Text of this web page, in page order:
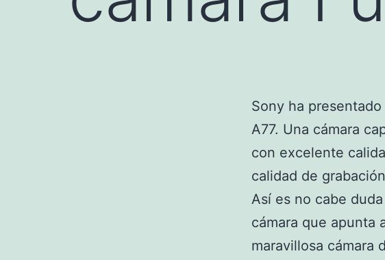
Sony ha
A77. Una cámara
con excelente
calidad de
Así es no cabe
cámara que apunta
maravillosa cámara